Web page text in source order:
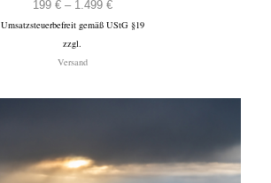
199 € – 1.499 €Preisspanne:
199 €
Umsatzsteuerbefreit gemäß UStG §19
zzgl.
Versand